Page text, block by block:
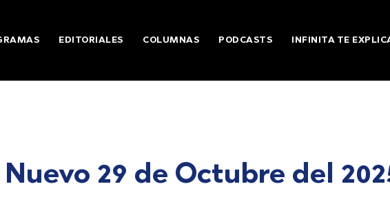
EDITORIALES COLUMNAS PODCASTS INFINITA TE
29 de Octubre del